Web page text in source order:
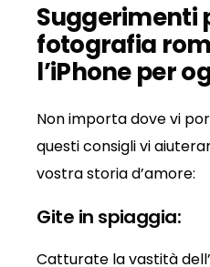
Suggerimenti
fotografia
l’iPhone per
Non importa dove vi
questi consigli vi
vostra storia d’amore:
Gite in spiaggia:
Catturate la vastità